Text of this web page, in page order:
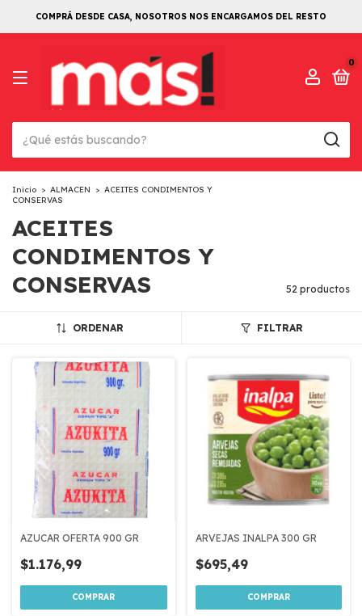
COMPRÁ DESDE CASA, NOSOTROS NOS ENCARGAMOS DEL RESTO
0
Inicio > ALMACEN > ACEITES CONDIMENTOS Y
CONSERVAS
ACEITES
CONDIMENTOS Y
CONSERVAS
52 productos
ORDENAR FILTRAR
AZUCAR OFERTA 900 GR
$1.176,99
ARVEJAS INALPA 300 GR
$695,49